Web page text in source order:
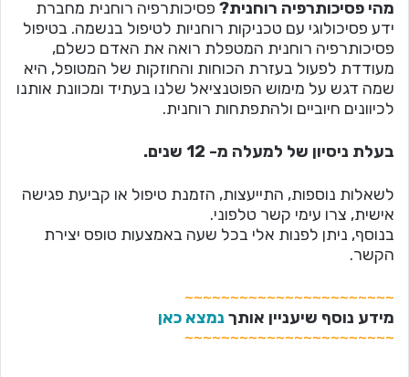
מהי פסיכותרפיה רוחנית? פסיכותרפיה רוחנית מחברת
ידע פסיכולוגי עם טכניקות רוחניות לטיפול בנשמה. בטיפול
פסיכותרפיה רוחנית המטפלת רואה את האדם כשלם,
מעודדת לפעול בעזרת הכוחות והחוזקות של המטופל, היא
שמה דגש על מימוש הפוטנציאל שלנו בעתיד ומכוונת אותנו
לכיוונים חיוביים ולהתפתחות רוחנית.
בעלת ניסיון של למעלה מ- 12 שנים.
לשאלות נוספות, התייעצות, הזמנת טיפול או קביעת פגישה
אישית, צרו עימי קשר טלפוני.
בנוסף, ניתן לפנות אלי בכל שעה באמצעות טופס יצירת
הקשר.
~~~~~~~~~~~~~~~~~~~~~~~
מידע נוסף שיעניין אותך נמצא כאן
~~~~~~~~~~~~~~~~~~~~~~~